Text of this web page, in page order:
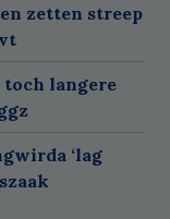
zetten streep
toch langere
‘lag